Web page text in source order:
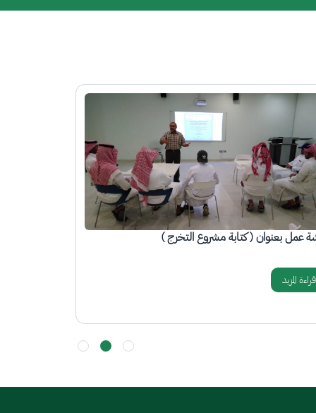
تدريبية بعنوان ( التعريف ببوابة طاقات)
قراءة المزيد
المزيد